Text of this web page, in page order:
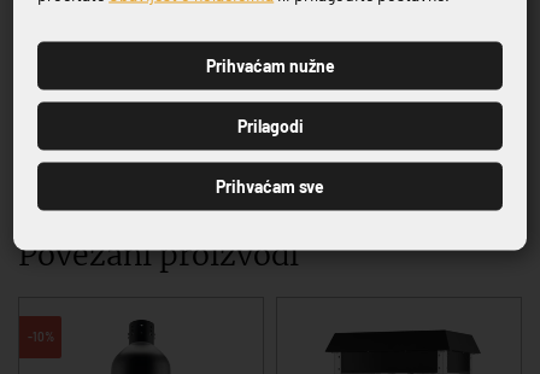
jednom mjestu
Povezani proizvodi
-10%
PRIJAVI SE
Prihvaćam nužne
Prilagodi
Prihvaćam sve